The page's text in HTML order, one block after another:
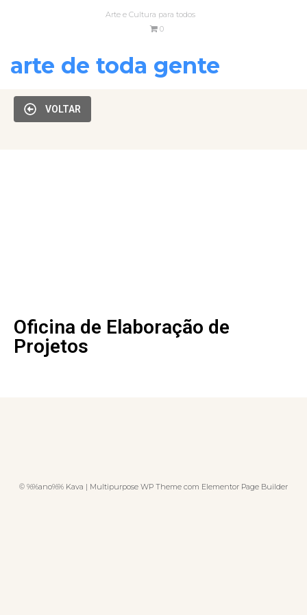
Arte e Cultura para todos
0
arte de toda gente
VOLTAR
Oficina de Elaboração de
Projetos
© %%ano%% Kava | Multipurpose WP Theme com Elementor Page Builder